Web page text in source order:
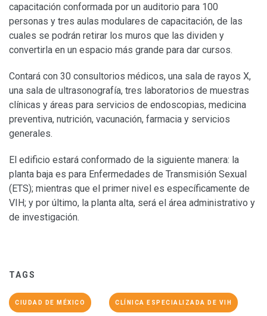
capacitación conformada por un auditorio para 100
personas y tres aulas modulares de capacitación, de las
cuales se podrán retirar los muros que las dividen y
convertirla en un espacio más grande para dar cursos.
Contará con 30 consultorios médicos, una sala de rayos X,
una sala de ultrasonografía, tres laboratorios de muestras
clínicas y áreas para servicios de endoscopias, medicina
preventiva, nutrición, vacunación, farmacia y servicios
generales.
El edificio estará conformado de la siguiente manera: la
planta baja es para Enfermedades de Transmisión Sexual
(ETS); mientras que el primer nivel es específicamente de
VIH; y por último, la planta alta, será el área administrativo y
de investigación.
TAGS
CIUDAD DE MÉXICO CLÍNICA ESPECIALIZADA DE VIH